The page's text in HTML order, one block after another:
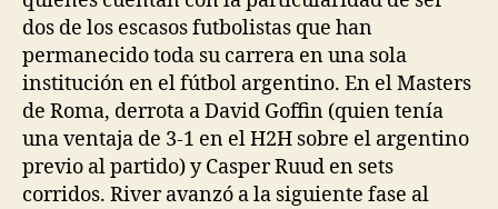
dos de los escasos futbolistas que han
permanecido toda su carrera en una sola
institución en el fútbol argentino. En el Masters
de Roma, derrota a David Goffin (quien tenía
una ventaja de 3-1 en el H2H sobre el argentino
previo al partido) y Casper Ruud en sets
corridos. River avanzó a la siguiente fase al